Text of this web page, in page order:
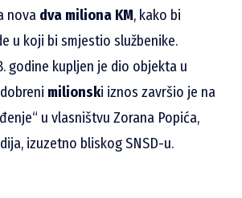
nova dva miliona KM, kako bi
u koji bi smjestio službenike.
godine kupljen je dio objekta u
milionski iznos završio je na
u vlasništvu Zorana Popića,
izuzetno bliskog SNSD-u.